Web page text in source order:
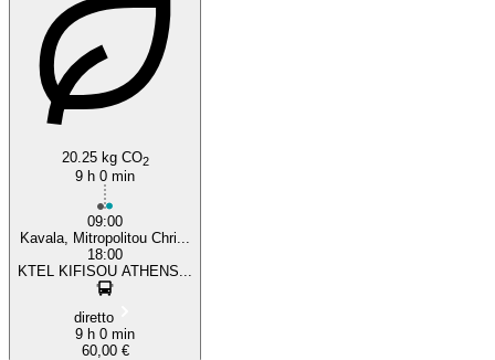
20.25 kg CO2
9 h 0 min
09:00
Kavala, Mitropolitou Chri...
18:00
KTEL KIFISOU ATHENS...
diretto
9 h 0 min
60,00 €